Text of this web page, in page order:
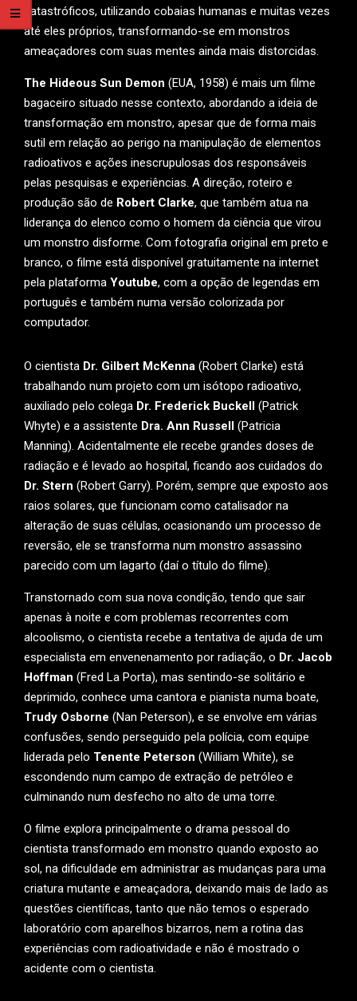
catastróficos, utilizando cobaias humanas e muitas vezes
até eles próprios, transformando-se em monstros
ameaçadores com suas mentes ainda mais distorcidas.
The Hideous Sun Demon (EUA, 1958) é mais um filme
bagaceiro situado nesse contexto, abordando a ideia de
transformação em monstro, apesar que de forma mais
sutil em relação ao perigo na manipulação de elementos
radioativos e ações inescrupulosas dos responsáveis
pelas pesquisas e experiências. A direção, roteiro e
produção são de Robert Clarke, que também atua na
liderança do elenco como o homem da ciência que virou
um monstro disforme. Com fotografia original em preto e
branco, o filme está disponível gratuitamente na internet
pela plataforma Youtube, com a opção de legendas em
português e também numa versão colorizada por
computador.
O cientista Dr. Gilbert McKenna (Robert Clarke) está
trabalhando num projeto com um isótopo radioativo,
auxiliado pelo colega Dr. Frederick Buckell
(Patrick
Whyte) e a assistente Dra. Ann Russell
(Patricia
Manning). Acidentalmente ele recebe grandes doses de
radiação e é levado ao hospital, ficando aos cuidados do
Dr. Stern (Robert Garry). Porém, sempre que exposto aos
raios solares, que funcionam como catalisador na
alteração de suas células, ocasionando um processo de
reversão, ele se transforma num monstro assassino
parecido com um lagarto (daí o título do filme).
Transtornado com sua nova condição, tendo que sair
apenas à noite e com problemas recorrentes com
alcoolismo, o cientista recebe a tentativa de ajuda de um
especialista em envenenamento por radiação, o Dr. Jacob
Hoffman (Fred La Porta), mas sentindo-se solitário e
deprimido, conhece uma cantora e pianista numa boate,
Trudy Osborne (Nan Peterson), e se envolve em várias
confusões, sendo perseguido pela polícia, com equipe
liderada pelo Tenente Peterson (William White), se
escondendo num campo de extração de petróleo e
culminando num desfecho no alto de uma torre.
O filme explora principalmente o drama pessoal do
cientista transformado em monstro quando exposto ao
sol, na dificuldade em administrar as mudanças para uma
criatura mutante e ameaçadora, deixando mais de lado as
questões científicas, tanto que não temos o esperado
laboratório com aparelhos bizarros, nem a rotina das
experiências com radioatividade e não é mostrado o
acidente com o cientista.